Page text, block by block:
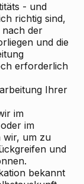
- und
richtig sind,
nach der
und die
erforderlich
Ihrer
im
im
wir, um zu
und
bekannt